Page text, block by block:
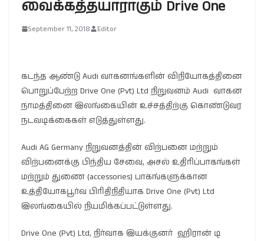
வைக்கத்தயாராகும் Drive One
September 11, 2018 Editor
கடந்த ஆண்டு Audi வாகனங்களின் விநியோகத்தினை
பொறுப்பேற்ற Drive One (Pvt) Ltd நிறுவனம் Audi வாகன
நாமத்தினை இலங்கையின் உச்சத்திற்கு கொண்டுவர
நடவடிக்கைகள் எடுத்துள்ளது.
Audi AG Germany நிறுவனத்தின் விற்பனை மற்றும்
விற்பனைக்கு பிந்திய சேவை, அசல் உதிரிப்பாகங்கள்
மற்றும் துணை (accessories) பாகங்களுக்கான
உத்தியோகபூர்வ பிரிதிநிதியாக Drive One (Pvt) Ltd
இலங்கையில் நியமிக்கப்பட்டுள்ளது.
Drive One (Pvt) Ltd, நிர்வாக இயக்குனர் ஹிரான் டி